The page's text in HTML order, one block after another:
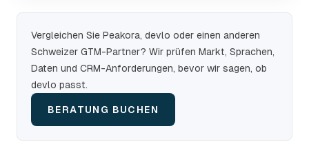
Vergleichen Sie Peakora, devlo oder einen anderen
Schweizer GTM-Partner? Wir prüfen Markt, Sprachen,
Daten und CRM-Anforderungen, bevor wir sagen, ob
devlo passt.
BERATUNG BUCHEN